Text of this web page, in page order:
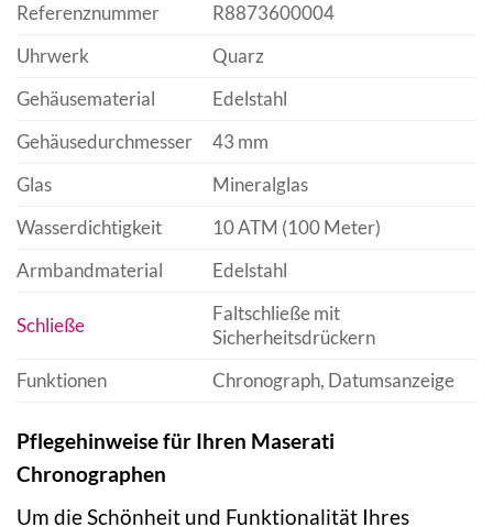
Referenznummer
R8873600004
Uhrwerk
Quarz
Gehäusematerial
Edelstahl
Gehäusedurchmesser
43 mm
Glas
Mineralglas
Wasserdichtigkeit
10 ATM (100 Meter)
Armbandmaterial
Edelstahl
Schließe
Faltschließe mit
Sicherheitsdrückern
Funktionen
Chronograph, Datumsanzeige
Pflegehinweise für Ihren Maserati
Chronographen
Um die Schönheit und Funktionalität Ihres